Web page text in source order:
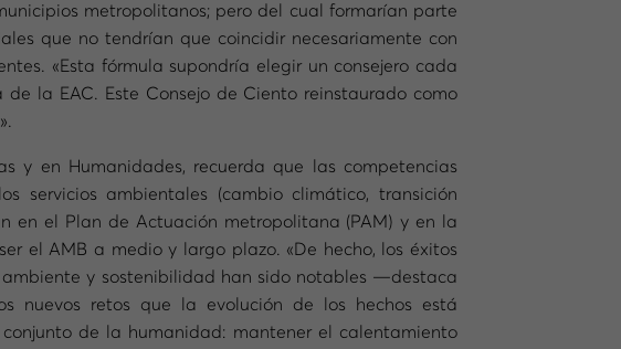
metropolitanos; pero del cual formarían parte
que no tendrían que coincidir necesariamente con
«Esta fórmula supondría elegir un consejero cada
la EAC. Este Consejo de Ciento reinstaurado como
y en Humanidades, recuerda que las competencias
servicios ambientales (cambio climático, transición
en el Plan de Actuación metropolitana (PAM) y en la
el AMB a medio y largo plazo. «De hecho, los éxitos
y sostenibilidad han sido notables —destaca
nuevos retos que la evolución de los hechos está
de la humanidad: mantener el calentamiento